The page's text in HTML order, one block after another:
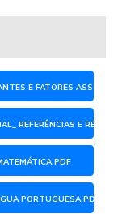
E FATORES
REFERÊNCIAS E
PORTUGUESA.PDF